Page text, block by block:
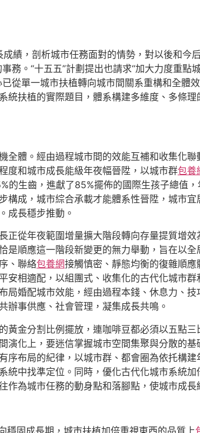
績，剖析城市任務面對的情勢，對以後和今
事務。“十五五”計劃提出也請求“加大力度重點
從單一城市扶植轉向城市間關系重構和全體
統扶植的實際題目，體系構建多維度、多條
體。經由過程城市間的效能互補和收集化
度和城市成長能級年夜幅晉陞，以城市群包養
的生齒，進獻了85%擺佈的國際生孩子總值
成，城市綜合承載才能體系性晉陞，城市
成長穩步推動。
從年夜範圍增量擴大階段轉向存量提質增
是順應這一階段新變更的無力舉動，旨在以
、聯絡包養網接觸慎密、靜態均衡的復雜順
相適配，以組團式、收集化的古代化城市
局婚配城市效能，經由過程本錢、休息力、
辦事供應、社會管理，凝集成長共鳴。
黃金分割比例擺放，連咖啡豆都必須以五點
化上，要迷信掌握城市空間集聚與分散的
布局的紀律，以城市群、都會圈為依托構
中找準定位。同時，優化古代化城市系統
為城市任務的動身點和落腳點，使城市成長